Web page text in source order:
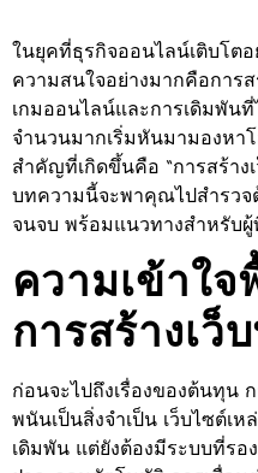
ในยุคที่ธุรกิจออนไลน์เติบโตอ
ความสนใจอย่างมากคือการ
เกมออนไลน์และการเดิมพัน
จำนวนมากเริ่มหันมามองหา
สำคัญที่เกิดขึ้นคือ “การสร้าง
บทความนี้จะพาคุณไปสำรวจ
จนจบ พร้อมแนวทางสำหรับผู้
ความเข้าใ
การสร้างเว็
ก่อนจะไปถึงเรื่องของต้นทุน
พนันเป็นสิ่งจำเป็น เว็บไซต์เ
เดิมพัน แต่ยังต้องมีระบบที่ร